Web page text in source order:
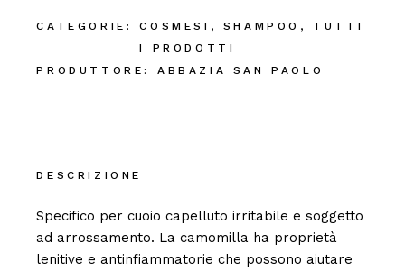
CATEGORIE: COSMESI , SHAMPOO , TUTTI
I PRODOTTI
PRODUTTORE:
ABBAZIA SAN PAOLO
DESCRIZIONE
Specifico per cuoio capelluto irritabile e soggetto
ad arrossamento. La camomilla ha proprietà
lenitive e antinfiammatorie che possono aiutare